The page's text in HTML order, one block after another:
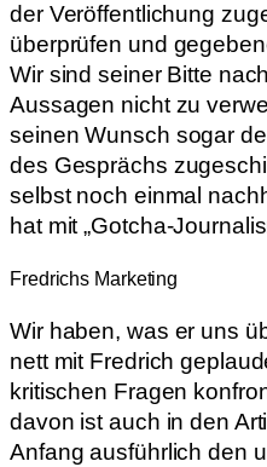
der Veröffentlichung
überprüfen und
Wir sind seiner Bitte
Aussagen nicht zu
seinen Wunsch sogar
des Gesprächs
selbst noch einmal
hat mit „Gotcha-
Fredrichs Marketing
Wir haben, was er uns
nett mit Fredrich
kritischen Fragen
davon ist auch in den
Anfang ausführlich den